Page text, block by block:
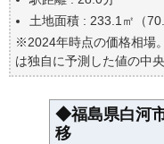
自分の年収でいく
土地面積 : 233.1㎡（
※2024年時点の価格相場
は独自に予測した値の中央
◆福島県白河
移